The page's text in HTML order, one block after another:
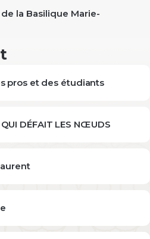
la Basilique Marie-
pros et des étudiants
DÉFAIT LES NŒUDS